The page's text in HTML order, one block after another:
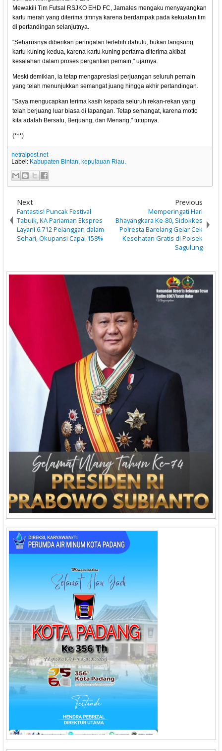
Mewakili Tim Futsal RSJKO EHD FC, Jarnales mengaku menyayangkan
kartu merah yang diterima timnya karena berdampak pada kekuatan tim
di pertandingan selanjutnya.
"Seharusnya diberikan peringatan terlebih dahulu, bukan langsung
kartu kuning kedua, karena kartu kuning pertama diterima akibat
kesalahan dalam proses pergantian pemain," ujarnya.
Meski demikian, ia tetap mengapresiasi perjuangan seluruh pemain
yang telah menunjukkan semangat juang hingga akhir pertandingan.
"Saya mengucapkan terima kasih kepada seluruh rekan-rekan yang
telah berjuang luar biasa di lapangan. Tetap semangat, karena motto
kita adalah Bersatu, Berjuang, dan Menang," tutupnya.
(***)
netralpost.net
Label: Kabupaten Bintan, kepulauan Riau.
Next
Fantastis! Puncak Festival
Tabuik, KA Pariaman Ekspres
Layani 6.712 Pelanggan dalam
Sehari, Okupansi Capai 158%
Previous
Memperingati Hari
Bhayangkara Ke-80, Sidokkes
Polresta Barelang Gelar Cek
Kesehatan Gratis di Polsek
Sagulung